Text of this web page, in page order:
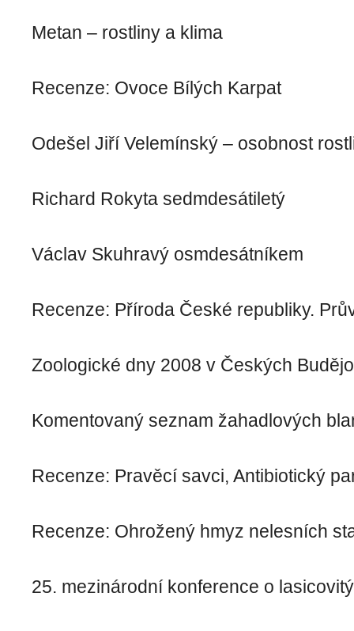
Metan – rostliny a klima
Recenze: Ovoce Bílých Karpat
Odešel Jiří Velemínský – osobnost
Richard Rokyta sedmdesátiletý
Václav Skuhravý osmdesátníkem
Recenze: Příroda České republiky.
Zoologické dny 2008 v Českých
Komentovaný seznam žahadlových
Recenze: Pravěcí savci, Antibiotický
Recenze: Ohrožený hmyz nelesních
25. mezinárodní konference o